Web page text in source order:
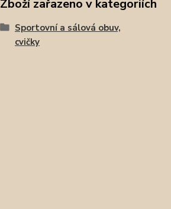
Zboží zařazeno v kategoriích
Sportovní a sálová obuv,
cvičky